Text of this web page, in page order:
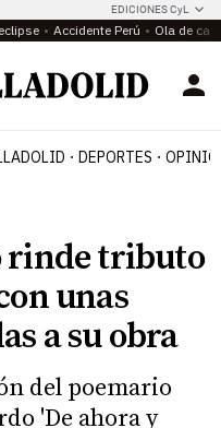
EDICIONES CyL
Accidente Perú Ola de
DEPORTES
rinde tributo
unas
a su obra
del poemario
'De ahora y